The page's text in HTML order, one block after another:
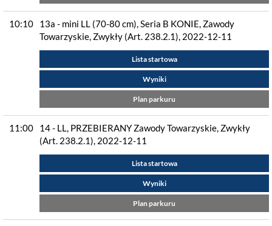
10:10
13a - mini LL (70-80 cm), Seria B KONIE, Zawody
Towarzyskie, Zwykły (Art. 238.2.1), 2022-12-11
Lista startowa
Wyniki
Plan parkuru
11:00
14 - LL, PRZEBIERANY Zawody Towarzyskie, Zwykły
(Art. 238.2.1), 2022-12-11
Lista startowa
Wyniki
Plan parkuru